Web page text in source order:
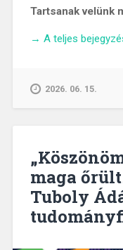
Tartsanak velünk
„Húson
tányéron:
az
egészséges
táplálkozásról?
Beszélgetés
→ A teljes
2026. 06. 15.
maga
Tuboly